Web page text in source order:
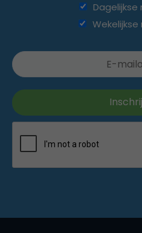
Dagelijkse